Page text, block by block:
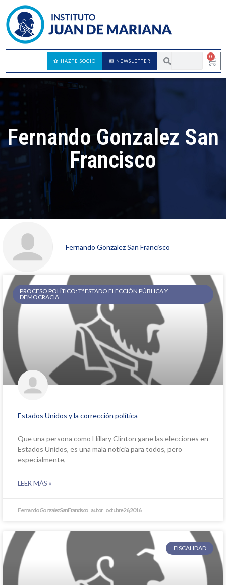
0
NEWSLETTER
HAZTE SOCIO
Fernando Gonzalez San
Francisco
Fernando Gonzalez San Francisco
PROCESO POLÍTICO: Tª ESTADO ELECCIÓN PÚBLICA Y
DEMOCRACIA
Estados Unidos y la corrección política
Que una persona como Hillary Clinton gane las elecciones en
Estados Unidos, es una mala noticia para todos, pero
especialmente,
LEER MÁS »
Fernando Gonzalez San Francisco octubre 26, 2016
FISCALIDAD